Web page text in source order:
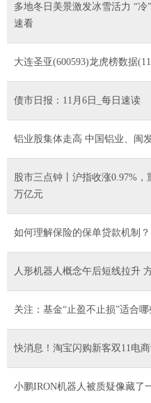
多地冬日美景激发冰雪活力 “
速看
大连圣亚(600593)龙虎榜数据
债市日报：11月6日_每日速读
铝业股集体走高 中国
股市三点钟丨沪指收涨0.97%
万亿元
如何理解保险的保单贷款机制
人形机器人概念午后短线拉升
关注：基金“止盈不止损”适合哪
快消息！淘宝闪购新客双11电
小鹏IRON机器人被质疑像藏了